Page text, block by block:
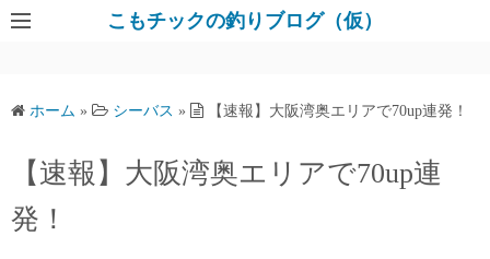
コ
キ
こもチックの釣りブログ（仮）
ホーム » シーバス » 【速報】大阪湾奥エリアで70up連発！
【速報】大阪湾奥エリアで70up連
発！